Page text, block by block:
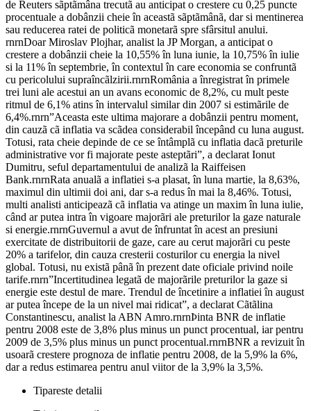
de Reuters sãptãmâna trecutã au anticipat o crestere cu 0,25 puncte
procentuale a dobânzii cheie în aceastã sãptãmânã, dar si mentinerea
sau reducerea ratei de politicã monetarã spre sfârsitul anului.
rnrnDoar Miroslav Plojhar, analist la JP Morgan, a anticipat o
crestere a dobânzii cheie la 10,55% în luna iunie, la 10,75% în iulie
si la 11% în septembrie, în contextul în care economia se confruntã
cu pericolului supraîncãlzirii.rnrnRomânia a înregistrat în primele
trei luni ale acestui an un avans economic de 8,2%, cu mult peste
ritmul de 6,1% atins în intervalul similar din 2007 si estimãrile de
6,4%.rnrn”Aceasta este ultima majorare a dobânzii pentru moment,
din cauzã cã inflatia va scãdea considerabil începând cu luna august.
Totusi, rata cheie depinde de ce se întâmplã cu inflatia dacã preturile
administrative vor fi majorate peste asteptãri”, a declarat Ionut
Dumitru, seful departamentului de analizã la Raiffeisen
Bank.rnrnRata anualã a inflatiei s-a plasat, în luna martie, la 8,63%,
maximul din ultimii doi ani, dar s-a redus în mai la 8,46%. Totusi,
multi analisti anticipeazã cã inflatia va atinge un maxim în luna iulie,
când ar putea intra în vigoare majorãri ale preturilor la gaze naturale
si energie.rnrnGuvernul a avut de înfruntat în acest an presiuni
exercitate de distribuitorii de gaze, care au cerut majorãri cu peste
20% a tarifelor, din cauza cresterii costurilor cu energia la nivel
global. Totusi, nu existã pânã în prezent date oficiale privind noile
tarife.rnrn”Incertitudinea legatã de majorãrile preturilor la gaze si
energie este destul de mare. Trendul de încetinire a inflatiei în august
ar putea începe de la un nivel mai ridicat”, a declarat Cãtãlina
Constantinescu, analist la ABN Amro.rnrnÞinta BNR de inflatie
pentru 2008 este de 3,8% plus minus un punct procentual, iar pentru
2009 de 3,5% plus minus un punct procentual.rnrnBNR a revizuit în
usoarã crestere prognoza de inflatie pentru 2008, de la 5,9% la 6%,
dar a redus estimarea pentru anul viitor de la 3,9% la 3,5%.
Tipareste detalii